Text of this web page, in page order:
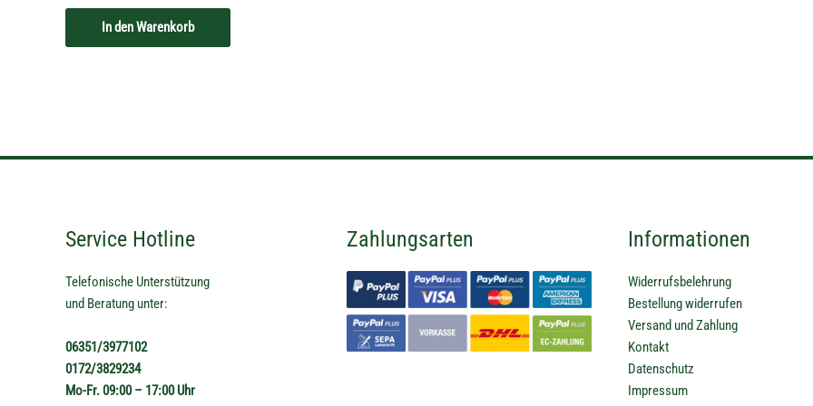
In den Warenkorb
Service Hotline
Telefonische Unterstützung
und Beratung unter:
06351/3977102
0172/3829234
Mo-Fr. 09:00 – 17:00 Uhr
Zahlungsarten Informationen
Widerrufsbelehrung
Bestellung widerrufen
Versand und Zahlung
Kontakt
Datenschutz
Impressum